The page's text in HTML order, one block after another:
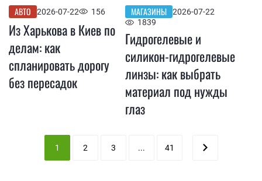
АВТО 2026-07-22 156
Из Харькова в Киев по
делам: как
спланировать дорогу
без пересадок
МАГАЗИНЫ
2026-07-22
1839
Гидрогелевые и
силикон-гидрогелевые
линзы: как выбрать
материал под нужды
глаз
1 2 3 ... 41